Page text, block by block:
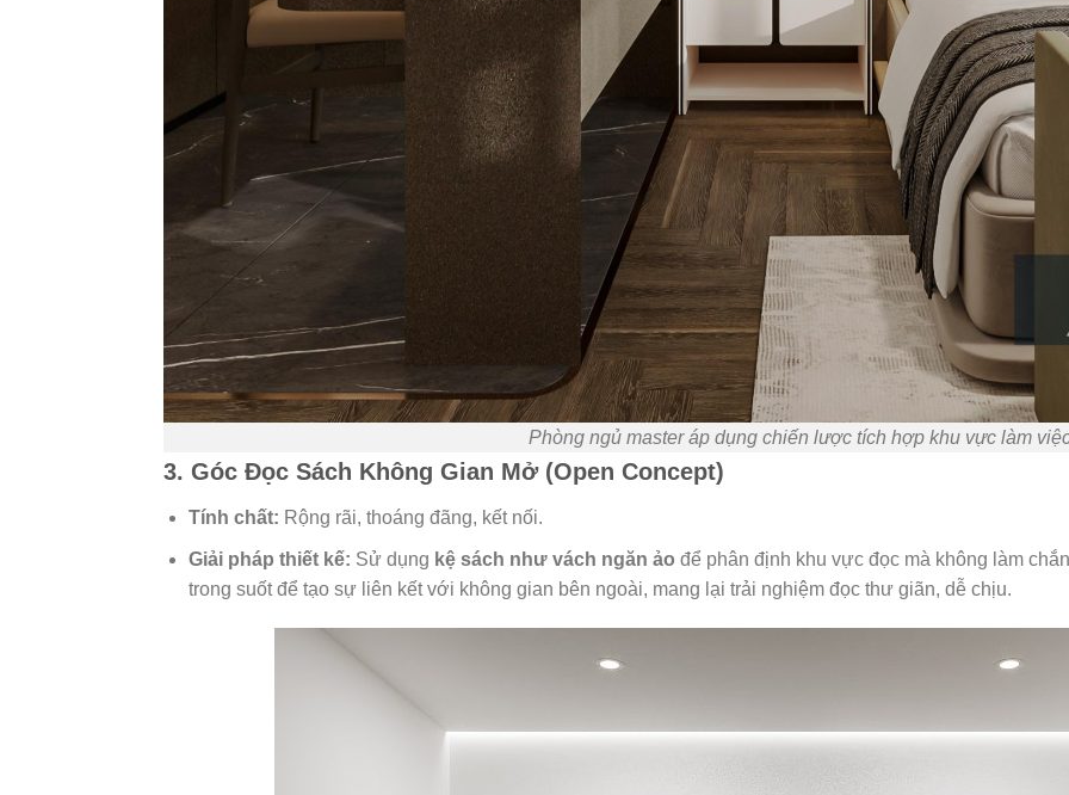
Phòng ngủ master áp dụng chiến lược tích hợp khu vực làm
3. Góc Đọc Sách Không Gian Mở (Open Concept)
Tính chất: Rộng rãi, thoáng đãng, kết nối.
Giải pháp thiết kế: Sử dụng kệ sách như vách ngăn ảo để phân định khu vực đọc mà không làm
trong suốt để tạo sự liên kết với không gian bên ngoài, mang lại trải nghiệm đọc thư giãn, dễ chịu.